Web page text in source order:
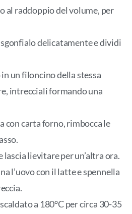
al raddoppio del volume, per
delicatamente e dividi
un filoncino della stessa
intrecciali formando una
con carta forno, rimbocca le
lascia lievitare per un’altra ora.
l’uovo con il latte e spennella
a 180°C per circa 30-35